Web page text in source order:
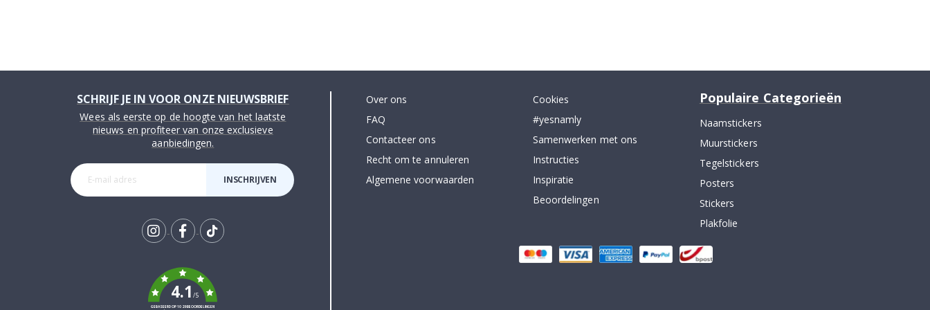
SCHRIJF JE IN VOOR ONZE NIEUWSBRIEF
Wees als eerste op de hoogte van het laatste
nieuws en profiteer van onze exclusieve
aanbiedingen.
INSCHRIJVEN
k
4.1/5
GEBASEERD OP 1029 BEOORDELINGEN
Over ons
FAQ
Contacteer ons
Recht om te annuleren
Algemene voorwaarden
Cookies
#yesnamly
Samenwerken met ons
Instructies
Inspiratie
Beoordelingen
Populaire Categorieën
Naamstickers
Muurstickers
Tegelstickers
Posters
Stickers
Plakfolie